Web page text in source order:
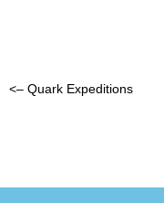
<– Quark Expeditions